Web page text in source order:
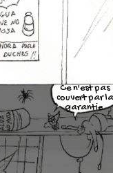
Ce n'est pas
couvert par la
garantie.